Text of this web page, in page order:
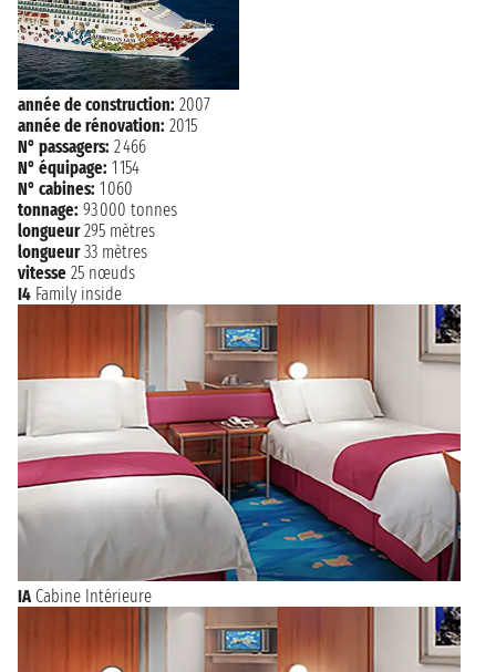
année de construction: 2007
année de rénovation: 2015
N° passagers: 2 466
N° équipage: 1 154
N° cabines: 1 060
tonnage: 93 000 tonnes
longueur 295 mètres
longueur 33 mètres
vitesse 25 nœuds
I4 Family inside
IA Cabine Intérieure